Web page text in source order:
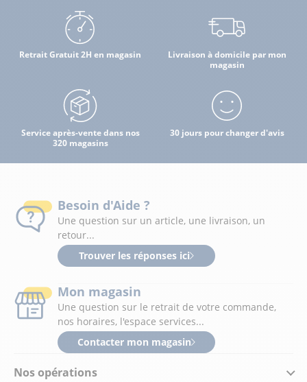
Retrait Gratuit 2H en magasin
Livraison à domicile par mon
magasin
Service après-vente dans nos
320 magasins
30 jours pour changer d'avis
Nos opérations
Besoin d'Aide ?
Une question sur un article, une livraison, un
retour...
Trouver les réponses ici
Mon magasin
Une question sur le retrait de votre commande,
nos horaires, l'espace services...
Contacter mon magasin